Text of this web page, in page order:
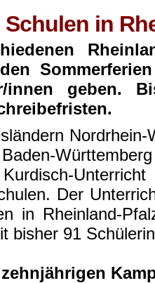
in
innen geben.
Der
in Rheinland-
bisher 91